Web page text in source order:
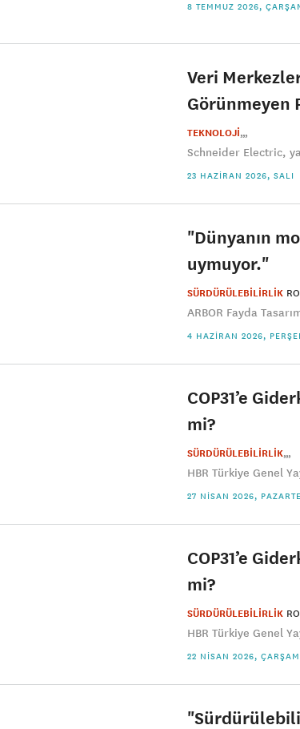
8 TEMMUZ 2026,
Veri
Görünmeyen
TEKNOLOJİ
Schneider Electric,
23 HAZIRAN 2026, SALI
"Dünyanın
uymuyor."
SÜRDÜRÜLEBİLİRLİK
ARBOR Fayda
4 HAZIRAN 2026,
COP31’e
mi?
SÜRDÜRÜLEBİLİRLİK
HBR Türkiye Genel
27 NISAN 2026,
COP31’e
mi?
SÜRDÜRÜLEBİLİRLİK
HBR Türkiye Genel
22 NISAN 2026,